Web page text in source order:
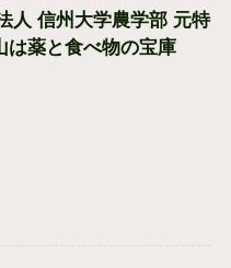
人 信州大学農学部 元特
は薬と食べ物の宝庫